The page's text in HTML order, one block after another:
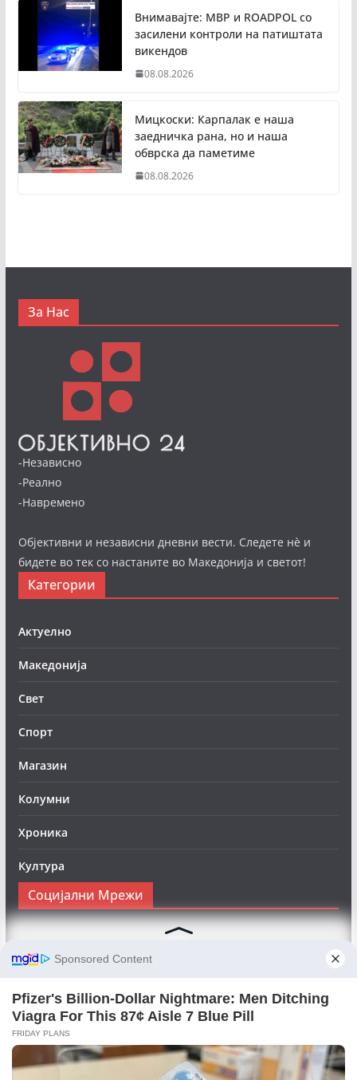
Внимавајте: МВР и ROADPOL со
засилени контроли на патиштата
викендов
08.08.2026
Мицкоски: Карпалак е наша
заедничка рана, но и наша
обврска да паметиме
08.08.2026
За Нас
-Независно
-Реално
-Навремено
Објективни и независни дневни вести. Следете нè и
бидете во тек со настаните во Македонија и светот!
Категории
Актуелно
Македонија
Свет
Спорт
Магазин
Колумни
Хроника
Култура
Социјални Мрежи
Следете нè на Фејсбук за да сте во тек со најновите